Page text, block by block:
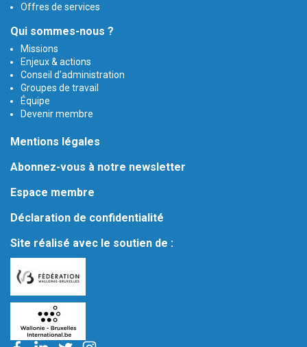
Offres de services
Qui sommes-nous ?
Missions
Enjeux & actions
Conseil d'administration
Groupes de travail
Équipe
Devenir membre
Mentions légales
Abonnez-vous à notre newsletter
Espace membre
Déclaration de confidentialité
Site réalisé avec le soutien de :